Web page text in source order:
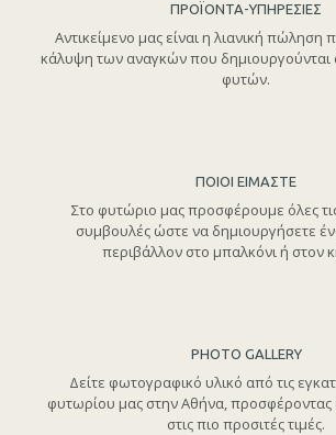
ΠΡΟΪΟΝΤΑ-ΥΠΗΡΕΣΙΕΣ
Αντικείμενο μας είναι η λιανική πώληση
κάλυψη των αναγκών που δημιουργούνται
φυτών.
ΠΟΙΟΙ ΕΙΜΑΣΤΕ
Στο φυτώριο μας προσφέρουμε όλες
συμβουλές ώστε να δημιουργήσετε
περιβάλλον στο μπαλκόνι ή στον
PHOTO GALLERY
Δείτε φωτογραφικό υλικό από τις
φυτωρίου μας στην Αθήνα, προσφέροντας
στις πιο προσιτές τιμές.